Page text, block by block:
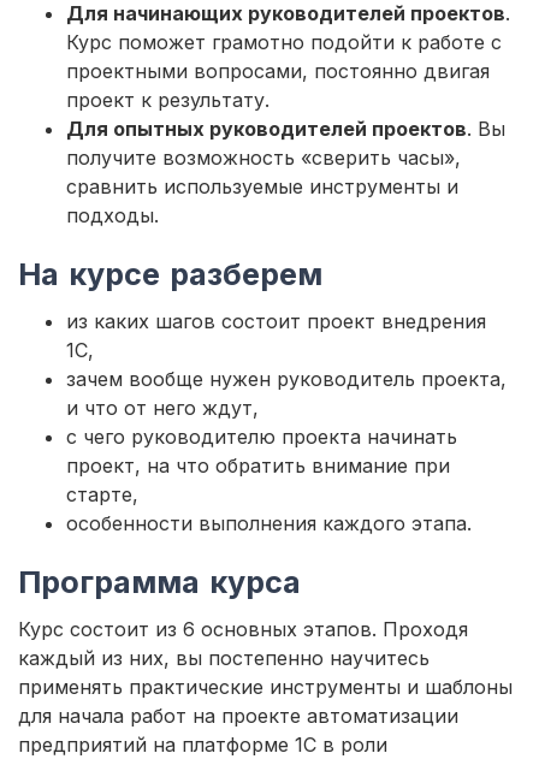
Для начинающих руководителей проектов.
Курс поможет грамотно подойти к работе с
проектными вопросами, постоянно двигая
проект к результату.
Для опытных руководителей проектов. Вы
получите возможность «сверить часы»,
сравнить используемые инструменты и
подходы.
На курсе разберем
из каких шагов состоит проект внедрения
1С,
зачем вообще нужен руководитель проекта,
и что от него ждут,
с чего руководителю проекта начинать
проект, на что обратить внимание при
старте,
особенности выполнения каждого этапа.
Программа курса
Курс состоит из 6 основных этапов. Проходя
каждый из них, вы постепенно научитесь
применять практические инструменты и шаблоны
для начала работ на проекте автоматизации
предприятий на платформе 1С в роли